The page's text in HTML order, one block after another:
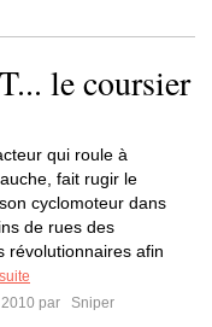
le coursier
qui roule à
fait rugir le
cyclomoteur dans
de rues des
révolutionnaires afin
par
Sniper